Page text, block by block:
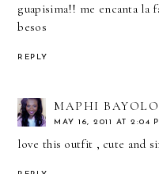
guapisima!! me encanta la
besos
REPLY
MAPHI BAYOLO
MAY 16, 2011 AT 2:04
love this outfit , cute and